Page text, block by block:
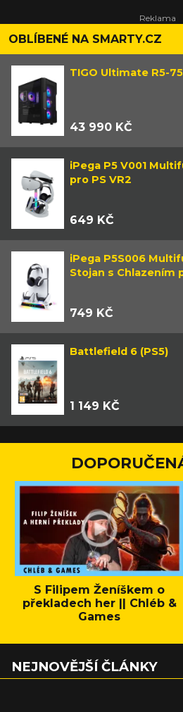
OBLÍBENÉ NA SMARTY.CZ
TIGO Ultimate R5-
43 990 KČ
iPega P5 V001
pro PS VR2
649 KČ
iPega P5S006
Stojan s Chlazením
749 KČ
Battlefield 6 (PS5)
1 149 KČ
S Filipem Ženíškem o
překladech her || Chléb &
Games
NEJNOVĚJŠÍ ČLÁNKY